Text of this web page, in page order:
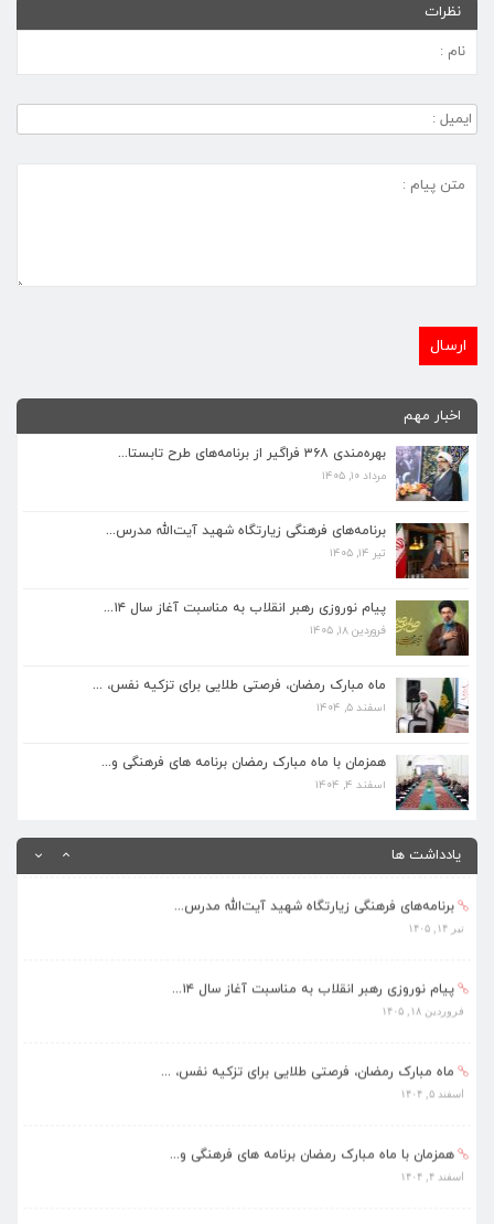
نظرات
اخبار مهم
بهره‌مندی ۳۶۸ فراگیر از برنامه‌های طرح تابستا...
مرداد ۱۰, ۱۴۰۵
برنامه‌های فرهنگی زیارتگاه شهید آیت‌الله مدرس...
تیر ۱۴, ۱۴۰۵
پیام نوروزی رهبر انقلاب به مناسبت آغاز سال ۱۴...
فروردین ۱۸, ۱۴۰۵
ماه مبارک رمضان، فرصتی طلایی برای تزکیه نفس، ...
اسفند ۵, ۱۴۰۴
همزمان با ماه مبارک رمضان برنامه های فرهنگی و...
اسفند ۴, ۱۴۰۴
یادداشت ها
برنامه‌های فرهنگی زیارتگاه شهید آیت‌الله مدرس...
پیام نوروزی رهبر انقلاب به مناسبت آغاز سال ۱۴...
ماه مبارک رمضان، فرصتی طلایی برای تزکیه نفس، ...
اسفند ۵, ۱۴۰۴
همزمان با ماه مبارک رمضان برنامه های فرهنگی و...
اسفند ۴, ۱۴۰۴
برنامه‌های فرهنگی زیارتگاه شهید آیت‌الله مدرس...
پیام نوروزی رهبر انقلاب به مناسبت آغاز سال ۱۴...
فروردین ۱۸, ۱۴۰۵
ماه مبارک رمضان، فرصتی طلایی برای تزکیه نفس، ...
اسفند ۵, ۱۴۰۴
همزمان با ماه مبارک رمضان برنامه های فرهنگی و...
اسفند ۴, ۱۴۰۴